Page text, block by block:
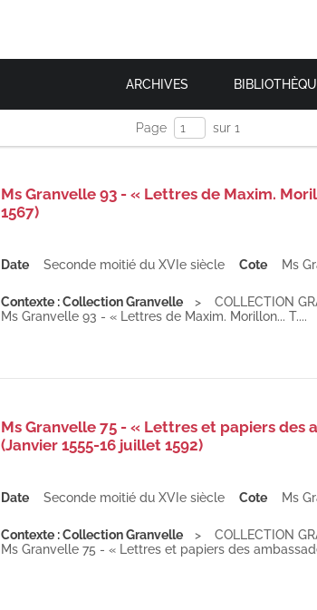
ARCHIVES
Page sur 1
Ms Granvelle 93 - « Lettres de Maxim.
1567)
Date Seconde moitié du XVIe siècle Cote Ms
Contexte : Collection Granvelle
COLLECTION
Ms Granvelle 93 - « Lettres de Maxim. Morillon... T....
Ms Granvelle 75 - « Lettres et papiers des
(Janvier 1555-16 juillet 1592)
Date Seconde moitié du XVIe siècle Cote Ms
Contexte : Collection Granvelle
COLLECTION
Ms Granvelle 75 - « Lettres et papiers des